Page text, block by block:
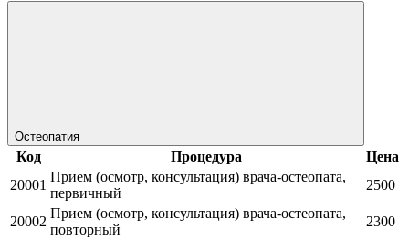
Остеопатия
Код Процедура
Цена
20001
Прием (осмотр, консультация) врача-остеопата,
первичный
2500
20002
Прием (осмотр, консультация) врача-остеопата,
повторный
2300